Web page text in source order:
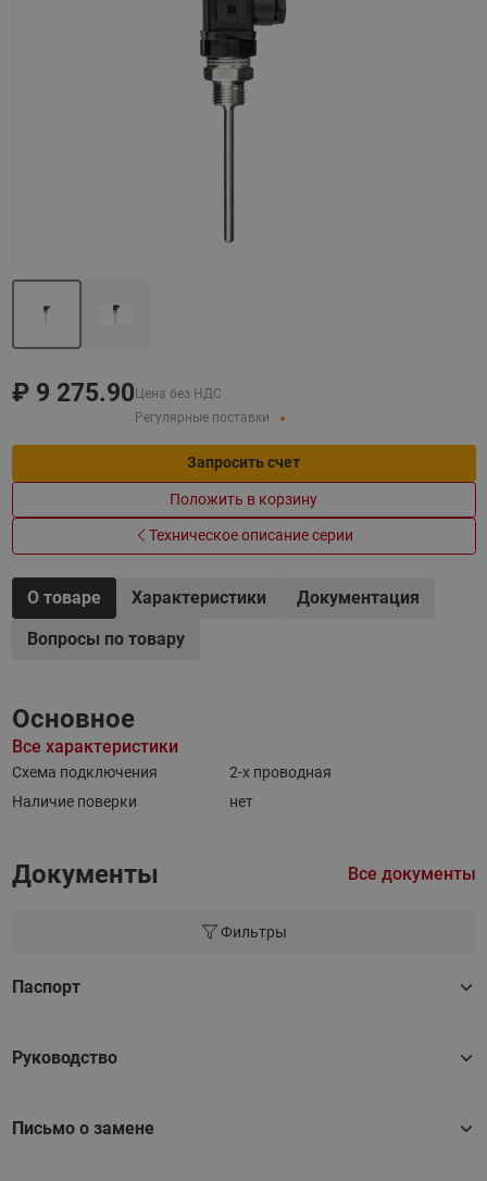
₽ 9 275.90 Цена без НДС
Регулярные поставки
Запросить счет
Положить в корзину
Техническое описание серии
О товаре Характеристики
Документация
Вопросы по товару
Основное
Все характеристики
Схема подключения
2-x проводная
Наличие поверки
нет
Документы Все документы
Фильтры
Паспорт
Руководство
Письмо о замене